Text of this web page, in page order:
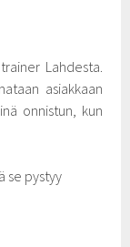
Lahdesta.
asiakkaan
onnistun, kun
se pystyy